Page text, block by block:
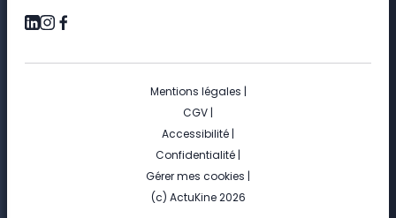
Mentions légales |
CGV |
Accessibilité |
Confidentialité |
Gérer mes cookies |
(c) ActuKine 2026